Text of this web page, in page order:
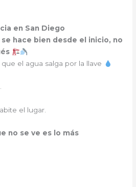
en San Diego
hace bien desde el inicio, no
el agua salga por la llave
el lugar.
no se ve es lo más